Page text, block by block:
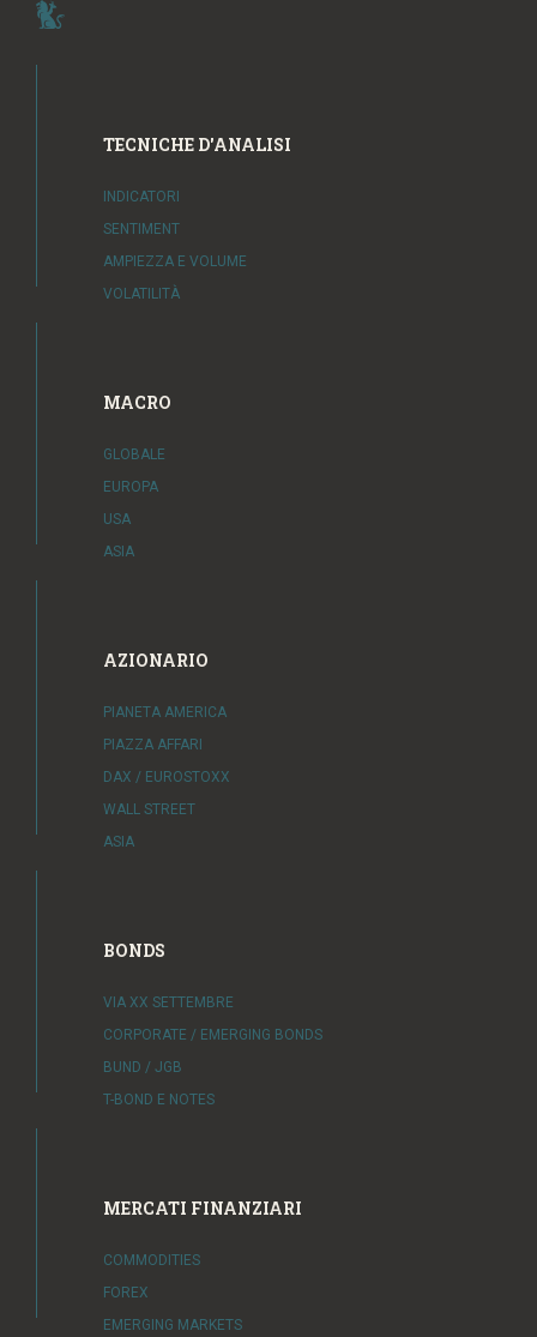
TECNICHE D'ANALISI
INDICATORI
SENTIMENT
AMPIEZZA E VOLUME
VOLATILITÀ
MACRO
GLOBALE
EUROPA
USA
ASIA
AZIONARIO
PIANETA AMERICA
PIAZZA AFFARI
DAX / EUROSTOXX
WALL STREET
ASIA
BONDS
VIA XX SETTEMBRE
CORPORATE / EMERGING BONDS
BUND / JGB
T-BOND E NOTES
MERCATI FINANZIARI
COMMODITIES
FOREX
EMERGING MARKETS